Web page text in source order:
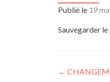
Publié le 19
Sauvegarder le
←